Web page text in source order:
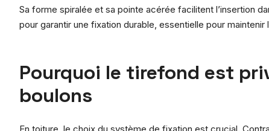
Sa forme spiralée et sa pointe acérée facilitent l’insertion
pour garantir une fixation durable, essentielle pour
Pourquoi le tirefond est
boulons
En toiture, le choix du système de fixation est crucial.